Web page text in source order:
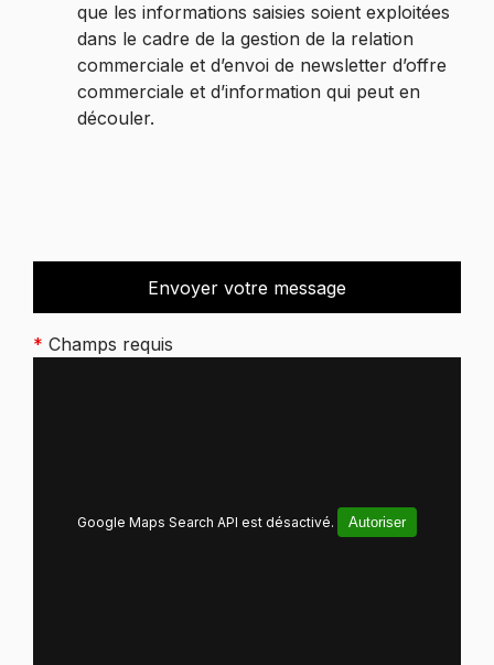
que les informations saisies soient exploitées
dans le cadre de la gestion de la relation
commerciale et d’envoi de newsletter d’offre
commerciale et d’information qui peut en
découler.
* Champs requis
Google Maps Search API est désactivé. Autoriser